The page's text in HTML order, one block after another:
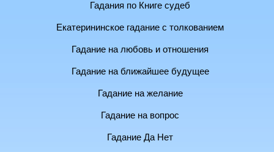
Гадания по Книге судеб
Екатерининское гадание с толкованием
Гадание на любовь и отношения
Гадание на ближайшее будущее
Гадание на желание
Гадание на вопрос
Гадание Да Нет